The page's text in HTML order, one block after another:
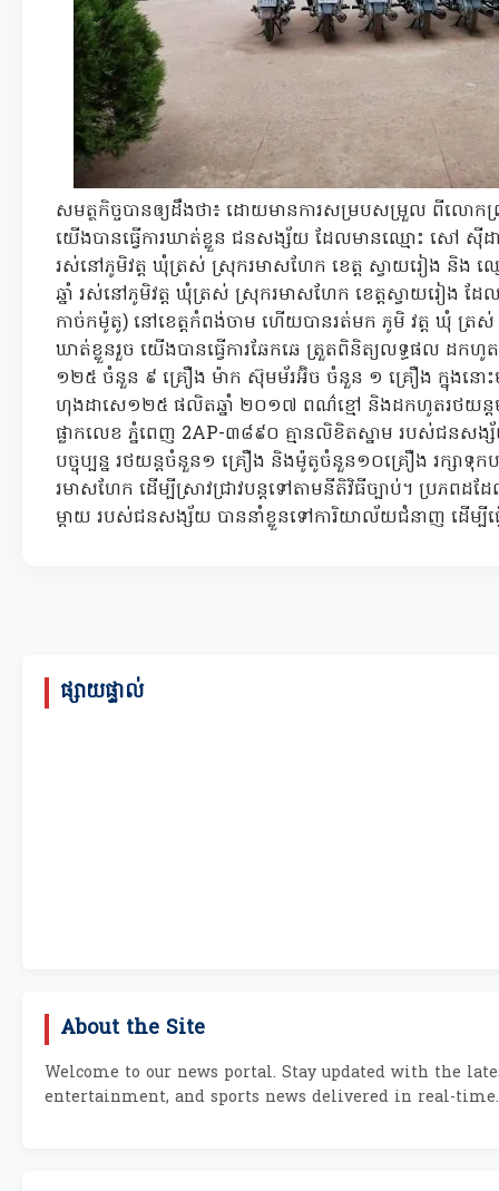
សមត្ថកិច្ច​បាន​ឲ្យ​ដឹងថា​៖ ដោយមាន​ការសម្របសម្រួល ពី​លោក​ព្រ
យើង​បានធ្វើការ​ឃាត់ខ្លួន ជនសង្ស័យ ដែលមាន​ឈ្មោះ សៅ ស៊ី​
រស់នៅ​ភូមិ​វត្ត ឃុំ​ត្រស់ ស្រុក​រមាសហែក ខេត្ត ស្វាយរៀង និង
ឆ្នាំ រស់នៅ​ភូមិ​វត្ត ឃុំ​ត្រស់ ស្រុក​រមាសហែក ខេត្តស្វាយរៀង ដ
កាច់ក​ម៉ូតូ​) នៅ​ខេត្តកំពង់ចាម ហើយ​បាន​រត់​មក ភូមិ វត្ត ឃុំ ត្រ
ឃាត់ខ្លួន​រួច យើង​បានធ្វើ​ការឆែកឆេ ត្រួតពិនិត្យ​លទ្ធផល ដ
១២៥ ចំនួន ៩ គ្រឿង ម៉ាក ស៊ុម​ម័​រ​អ៊ិ​ច ចំនួន ១ គ្រឿង ក្នុងនោ
ហុងដា​សេ​១២៥ ផលិត​ឆ្នាំ ២០១៧ ពណ៌​ខ្មៅ និង​ដកហូត​រថ
ផ្លាកលេខ ភ្នំពេញ 2AP-៣៨៩០ គ្មាន​លិខិតស្នាម របស់​ជនសង្ស័
បច្ចុប្បន្ន រថយន្ដ​ចំនួន​១ គ្រឿង និង​ម៉ូតូ​ចំនួន​១០​គ្រឿង រក្សាទុក​
រមាសហែក ដើម្បី​ស្រាវជ្រាវ​បន្ត​ទៅតាម​នីតិវិធី​ច្បាប់​។​ ​ប្រភព​
ម្ដាយ របស់​ជនសង្ស័យ បាន​នាំខ្លួន​ទៅ​ការិយាល័យ​ជំនាញ ដើម្បី​ធ្
ផ្សាយផ្ទាល់
About the Site
Welcome to our news portal. Stay updated with the
entertainment, and sports news delivered in real-time.